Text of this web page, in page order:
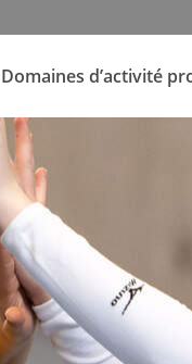
Domaines d’activité